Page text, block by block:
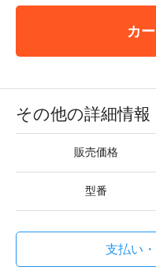
カ
その他の詳細情報
販売価格
型番
支払い